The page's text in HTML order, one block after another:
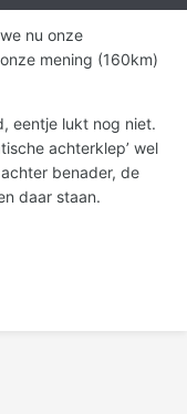
nu onze
mening (160km)
eentje lukt nog niet.
achterklep’ wel
benader, de
daar staan.